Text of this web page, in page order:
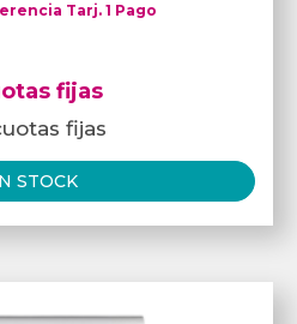
Tarj. 1 Pago
fijas
fijas
STOCK